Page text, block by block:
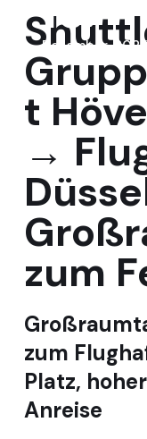
Dezember, 2025
t
→
zum
zum
Platz,
Anreise